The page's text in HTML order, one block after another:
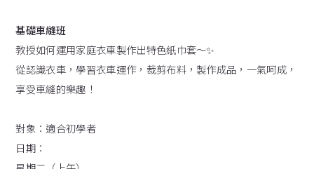
基礎車縫班
教授如何運用家庭衣車製作出特色紙巾套～✨
從認識衣車，學習衣車運作，裁剪布料，製作成品，一氣呵成，
享受車縫的樂趣！
對象：適合初學者
日期：